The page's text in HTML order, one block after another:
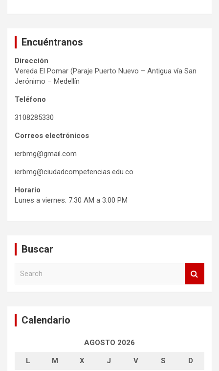
Encuéntranos
Dirección
Vereda El Pomar (Paraje Puerto Nuevo – Antigua vía San
Jerónimo – Medellín
Teléfono
3108285330
Correos electrónicos
ierbmg@gmail.com
ierbmg@ciudadcompetencias.edu.co
Horario
Lunes a viernes: 7:30 AM a 3:00 PM
Buscar
Calendario
AGOSTO 2026
L M X J V S D